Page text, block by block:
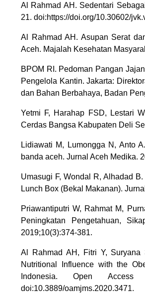
Al Rahmad AH. Sedentari
21. doi:https://doi.org/10.30602/
Al Rahmad AH. Asupan Serat
Aceh. Majalah Kesehatan
BPOM RI. Pedoman Pangan
Pengelola Kantin. Jakarta:
dan Bahan Berbahaya, Badan
Yetmi F, Harahap FSD, Lestari
Cerdas Bangsa Kabupaten Deli
Lidiawati M, Lumongga N, Anto
banda aceh. Jurnal Aceh Medika.
Umasugi F, Wondal R, Alhadad
Lunch Box (Bekal Makanan).
Priawantiputri W, Rahmat M,
Peningkatan Pengetahuan,
2019;10(3):374-381.
Al Rahmad AH, Fitri Y,
Nutritional Influence with the
Indonesia. Open Access
doi:10.3889/oamjms.2020.3471.